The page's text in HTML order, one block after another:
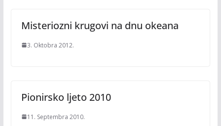
Misteriozni krugovi na dnu okeana
3. Oktobra 2012.
Pionirsko ljeto 2010
11. Septembra 2010.